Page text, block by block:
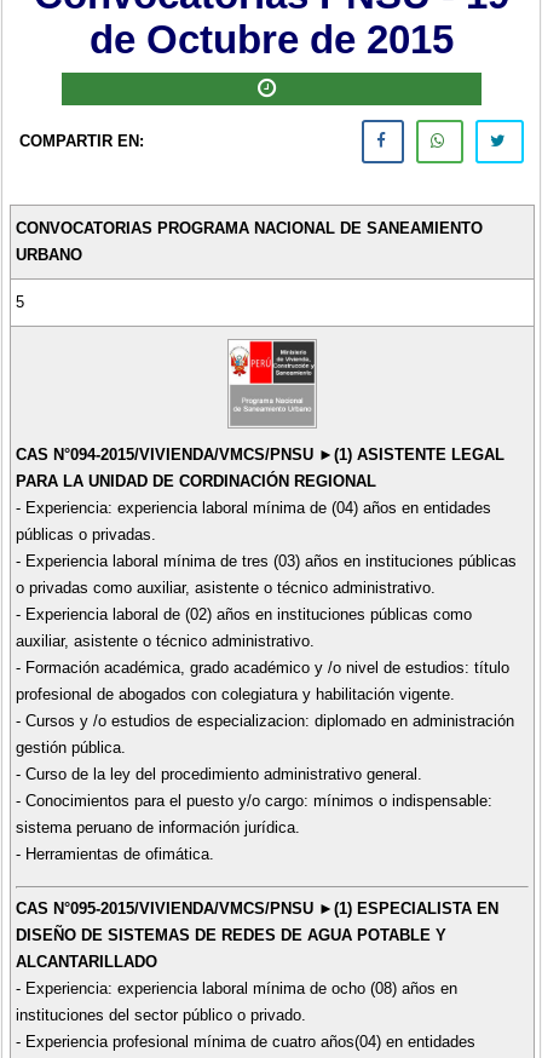
de Octubre de 2015
COMPARTIR EN:
CONVOCATORIAS PROGRAMA NACIONAL DE SANEAMIENTO
URBANO
5
CAS N°094-2015/VIVIENDA/VMCS/PNSU ►(1) ASISTENTE LEGAL
PARA LA UNIDAD DE CORDINACIÓN REGIONAL
- Experiencia: experiencia laboral mínima de (04) años en entidades
públicas o privadas.
- Experiencia laboral mínima de tres (03) años en instituciones públicas
o privadas como auxiliar, asistente o técnico administrativo.
- Experiencia laboral de (02) años en instituciones públicas como
auxiliar, asistente o técnico administrativo.
- Formación académica, grado académico y /o nivel de estudios: título
profesional de abogados con colegiatura y habilitación vigente.
- Cursos y /o estudios de especializacion: diplomado en administración
gestión pública.
- Curso de la ley del procedimiento administrativo general.
- Conocimientos para el puesto y/o cargo: mínimos o indispensable:
sistema peruano de información jurídica.
- Herramientas de ofimática.
CAS N°095-2015/VIVIENDA/VMCS/PNSU ►(1) ESPECIALISTA EN
DISEÑO DE SISTEMAS DE REDES DE AGUA POTABLE Y
ALCANTARILLADO
- Experiencia: experiencia laboral mínima de ocho (08) años en
instituciones del sector público o privado.
- Experiencia profesional mínima de cuatro años(04) en entidades